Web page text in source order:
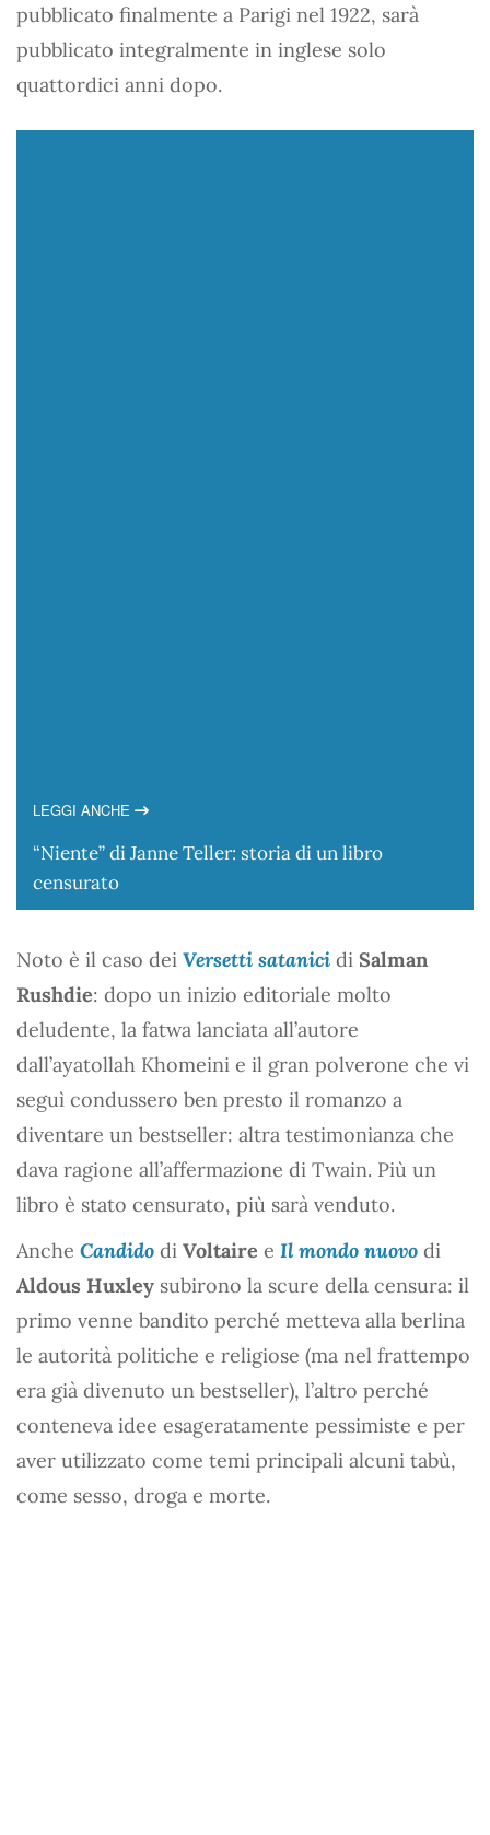
pubblicato finalmente a Parigi nel 1922, sarà
pubblicato integralmente in inglese solo
quattordici anni dopo.
LEGGI ANCHE
“Niente” di Janne Teller: storia di un libro
censurato
Noto è il caso dei Versetti satanici di Salman
Rushdie: dopo un inizio editoriale molto
deludente, la fatwa lanciata all’autore
dall’ayatollah Khomeini e il gran polverone che vi
seguì condussero ben presto il romanzo a
diventare un bestseller: altra testimonianza che
dava ragione all’affermazione di Twain. Più un
libro è stato censurato, più sarà venduto.
Anche Candido di Voltaire e Il mondo nuovo di
Aldous Huxley subirono la scure della censura: il
primo venne bandito perché metteva alla berlina
le autorità politiche e religiose (ma nel frattempo
era già divenuto un bestseller), l’altro perché
conteneva idee esageratamente pessimiste e per
aver utilizzato come temi principali alcuni tabù,
come sesso, droga e morte.